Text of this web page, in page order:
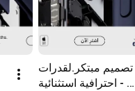
تصميم مبتكر.لقدرات
احترافية استثنائية -